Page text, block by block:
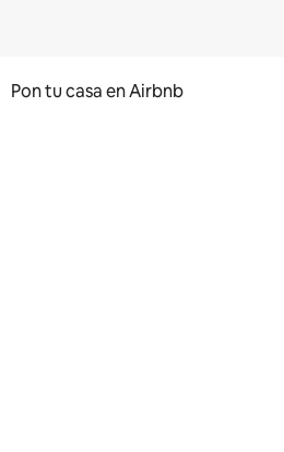
Pon tu casa en Airbnb